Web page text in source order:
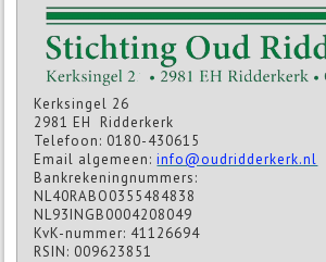
Kerksingel 26
2981 EH Ridderkerk
Telefoon: 0180-430615
Email algemeen:info@oudridderkerk.nl
Bankrekeningnummers:
NL40RABO0355484838
NL93INGB0004208049
KvK-nummer: 41126694
RSIN: 009623851